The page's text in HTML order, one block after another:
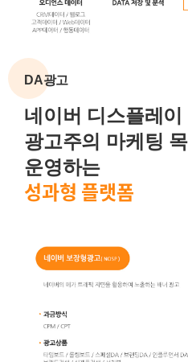
DA광고
네이버 디스플레이
광고주의 마케팅
운영하는
성과형 플랫폼